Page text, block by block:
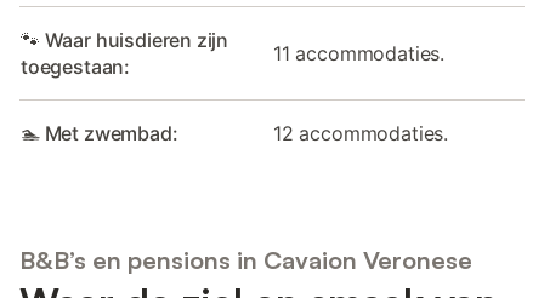
🐾 Waar huisdieren zijn
toegestaan:
11 accommodaties.
🏊 Met zwembad: 12 accommodaties.
B&B’s en pensions in Cavaion Veronese